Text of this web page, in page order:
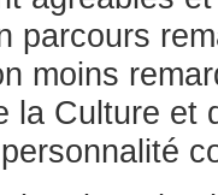
parcours
moins
la Culture et